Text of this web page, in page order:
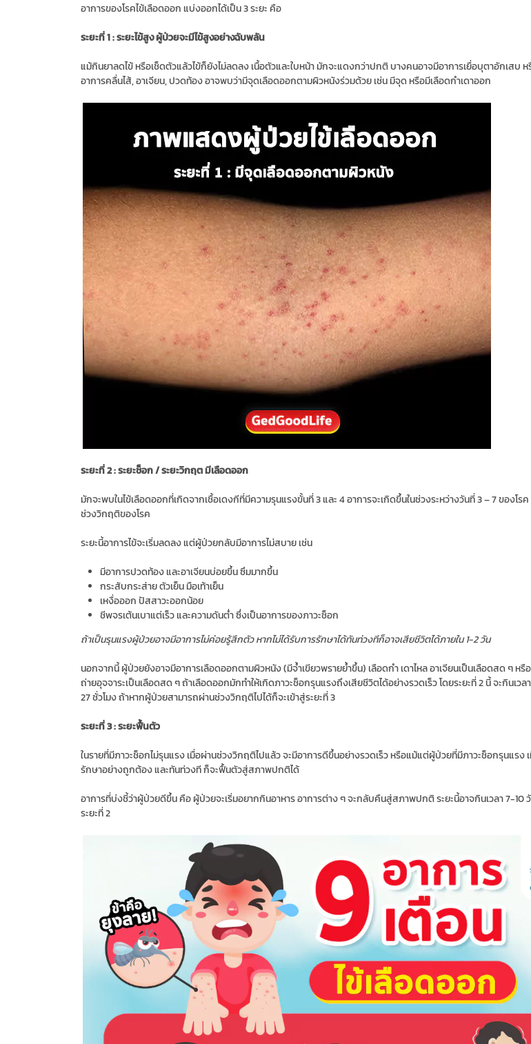
อาการของโรคไข้เลือดออก แบ่งออกได้เป็น 3 ระยะ คือ
ระยะที่ 1 : ระยะไข้สูง ผู้ป่วยจะมีไข้สูงอย่างฉับพลัน
แม้กินยาลดไข้ หรือเช็ดตัวแล้วไข้ก็ยังไม่ลดลง เนื้อตัวและใบหน้า มักจะแดงกว่าปกติ บางคนอาจมีอาการเยื่อบุตาอักเสบ
อาการคลื่นไส้, อาเจียน, ปวดท้อง อาจพบว่ามีจุดเลือดออกตามผิวหนังร่วมด้วย เช่น มีจุด หรือมีเลือดกำเดาออก
ระยะที่ 2 : ระยะช็อก / ระยะวิกฤต มีเลือดออก
มักจะพบในไข้เลือดออกที่เกิดจากเชื้อเดงกีที่มีความรุนแรงขั้นที่ 3 และ 4 อาการจะเกิดขึ้นในช่วงระหว่างวันที่ 3 – 7 ของโร
ช่วงวิกฤติของโรค
ระยะนี้อาการไข้จะเริ่มลดลง แต่ผู้ป่วยกลับมีอาการไม่สบาย เช่น
มีอาการปวดท้อง และอาเจียนบ่อยขึ้น ซึมมากขึ้น
กระสับกระส่าย ตัวเย็น มือเท้าเย็น
เหงื่อออก ปัสสาวะออกน้อย
ชีพจรเต้นเบาแต่เร็ว และความดันตํ่า ซึ่งเป็นอาการของภาวะช็อก
ถ้าเป็นรุนแรงผู้ป่วยอาจมีอาการไม่ค่อยรู้สึกตัว หากไม่ได้รับการรักษาได้ทันท่วงทีก็อาจเสียชีวิตได้ภายใน 1-2 วัน
นอกจากนี้ ผู้ป่วยยังอาจมีอาการเลือดออกตามผิวหนัง (มีจํ้าเขียวพรายยํ้าขึ้น) เลือดกำ เดาไหล อาเจียนเป็นเลือดสด ๆ ห
ถ่ายอุจจาระเป็นเลือดสด ๆ ถ้าเลือดออกมักทำให้เกิดภาวะช็อกรุนแรงถึงเสียชีวิตได้อย่างรวดเร็ว โดยระยะที่ 2 นี้ จะกินเว
27 ชั่วโมง ถ้าหากผู้ป่วยสามารถผ่านช่วงวิกฤติไปได้ก็จะเข้าสู่ระยะที่ 3
ระยะที่ 3 : ระยะฟื้นตัว
ในรายที่มีภาวะช็อกไม่รุนแรง เมื่อผ่านช่วงวิกฤติไปแล้ว จะมีอาการดีขึ้นอย่างรวดเร็ว หรือแม้แต่ผู้ป่วยที่มีภาวะช็อกรุนแรง
รักษาอย่างถูกต้อง และทันท่วงที ก็จะฟื้นตัวสู่สภาพปกติได้
อาการที่บ่งชี้ว่าผู้ป่วยดีขึ้น คือ ผู้ป่วยจะเริ่มอยากกินอาหาร อาการต่าง ๆ จะกลับคืนสู่สภาพปกติ ระยะนี้อาจกินเวลา 7-10
ระยะที่ 2